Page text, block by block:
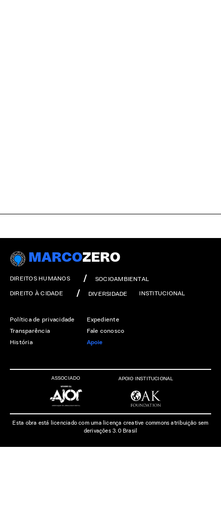
MARCOZERO
DIREITOS HUMANOS SOCIOAMBIENTAL
DIREITO À CIDADE DIVERSIDADE INSTITUCIONAL
Política de privacidade
Transparência
História
Expediente
Fale conosco
Apoie
ASSOCIADO APOIO INSTITUCIONAL
Esta obra está licenciado com uma licença creative commons atribuição sem
derivações 3.0 Brasil